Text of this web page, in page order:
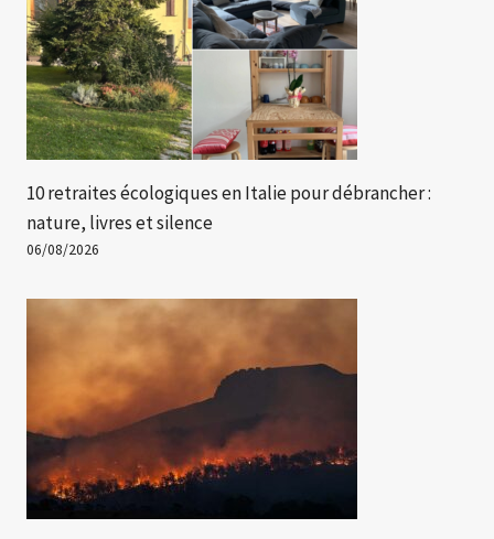
10 retraites écologiques en Italie pour débrancher :
nature, livres et silence
06/08/2026